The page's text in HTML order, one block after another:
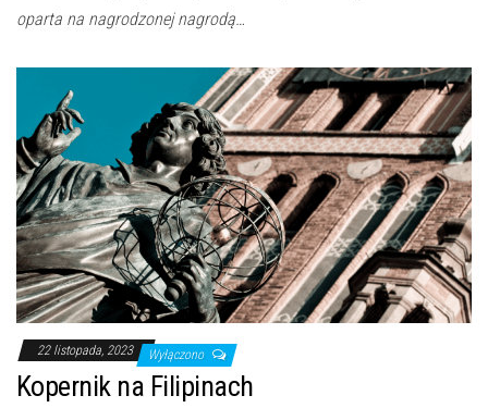
oparta na nagrodzonej nagrodą…
22 listopada, 2023 Wyłączono
Kopernik na Filipinach